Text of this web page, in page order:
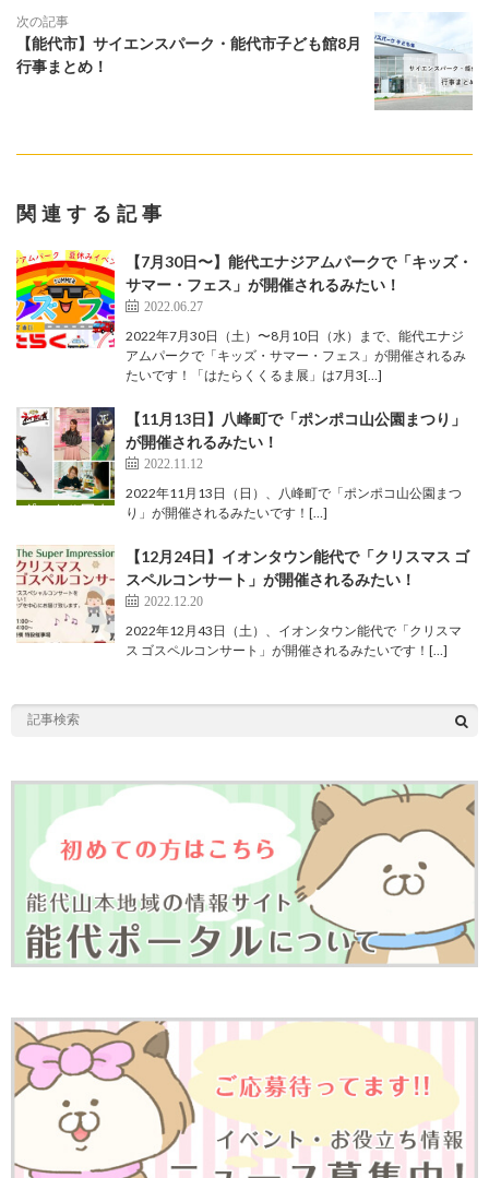
次の記事
【能代市】サイエンスパーク・能代市子ども館8月
行事まとめ！
関連する記事
【7月30日〜】能代エナジアムパークで「キッズ・
サマー・フェス」が開催されるみたい！
2022.06.27
2022年7月30日（土）〜8月10日（水）まで、能代エナジ
アムパークで「キッズ・サマー・フェス」が開催されるみ
たいです！「はたらくくるま展」は7月3[…]
【11月13日】八峰町で「ポンポコ山公園まつり」
が開催されるみたい！
2022.11.12
2022年11月13日（日）、八峰町で「ポンポコ山公園まつ
り」が開催されるみたいです！[…]
【12月24日】イオンタウン能代で「クリスマス ゴ
スペルコンサート」が開催されるみたい！
2022.12.20
2022年12月43日（土）、イオンタウン能代で「クリスマ
ス ゴスペルコンサート」が開催されるみたいです！[…]